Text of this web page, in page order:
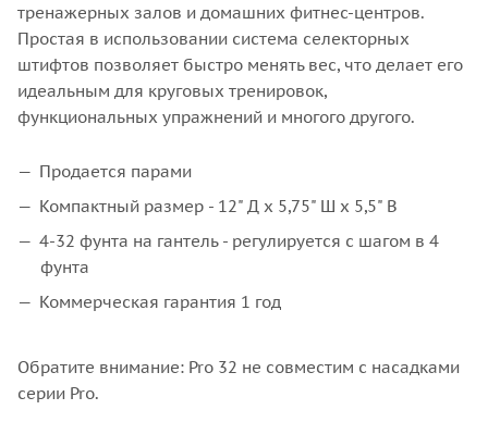
тренажерных залов и домашних фитнес-центров.
Простая в использовании система селекторных
штифтов позволяет быстро менять вес, что делает его
идеальным для круговых тренировок,
функциональных упражнений и многого другого.
Продается парами
Компактный размер - 12" Д x 5,75" Ш x 5,5" В
4-32 фунта на гантель - регулируется с шагом в 4
фунта
Коммерческая гарантия 1 год
Обратите внимание: Pro 32 не совместим с насадками
серии Pro.